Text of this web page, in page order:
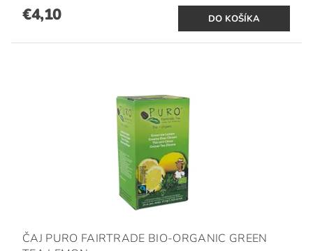
€4,10
ČAJ PURO FAIRTRADE BIO-ORGANIC GREEN